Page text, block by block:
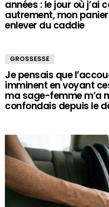
années : le jour où j’ai
autrement, mon
enlever du caddie
GROSSESSE
Je pensais que
imminent en voyant
ma sage-femme m’a
confondais depuis le